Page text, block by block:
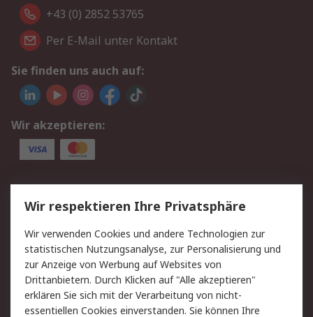
+43 (0) 2852 53765
Per E-Mail unter Kontakt
Sie finden uns auch auf:
Wir akzeptieren:
Service
Value Added Services
Lieferlösungen
Rücksendung/Entsorgung Kontakt
Hilfe
Rechtliches
Wir respektieren Ihre Privatsphäre
Wir verwenden Cookies und andere Technologien zur
statistischen Nutzungsanalyse, zur Personalisierung und
zur Anzeige von Werbung auf Websites von
Drittanbietern. Durch Klicken auf "Alle akzeptieren"
erklären Sie sich mit der Verarbeitung von nicht-
essentiellen Cookies einverstanden. Sie können Ihre